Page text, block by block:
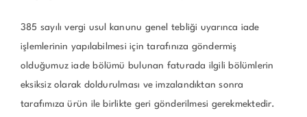
385 sayılı vergi usul kanunu genel tebliği uyarınca iade
işlemlerinin yapılabilmesi için tarafınıza göndermiş
olduğumuz iade bölümü bulunan faturada ilgili bölümlerin
eksiksiz olarak doldurulması ve imzalandıktan sonra
tarafımıza ürün ile birlikte geri gönderilmesi gerekmektedir.